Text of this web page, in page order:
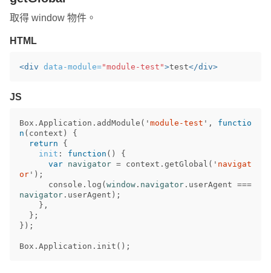
取得 window 物件。
HTML
<div data-module="module-test">test</div>
JS
Box . Application . addModule ( ' module-test ' ,
functio
n ( context )
{
return
{
init : function ()
{
var navigator = context . getGlobal ( ' navigat
or ' );
console . log ( window . navigator . userAgent ===
navigator . userAgent );
},
};
});
Box . Application . init ();